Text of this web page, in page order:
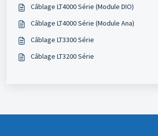
Câblage LT4000 Série (Module DIO)
Câblage LT4000 Série (Module Ana)
Câblage LT3300 Série
Câblage LT3200 Série